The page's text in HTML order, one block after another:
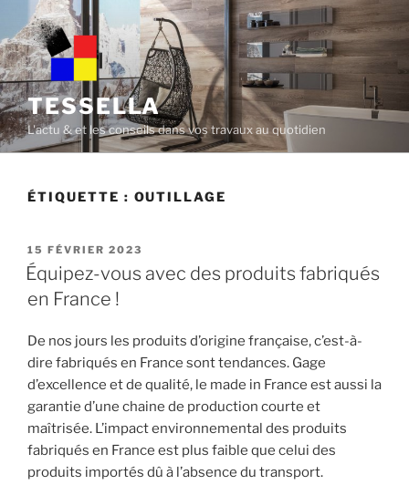
content
TESSELLA
L'actu & et les conseils dans vos travaux au quotidien
ÉTIQUETTE : OUTILLAGE
POSTED
ON
15 FÉVRIER 2023
Équipez-vous avec des produits fabriqués
en France !
De nos jours les produits d’origine française, c’est-à-
dire fabriqués en France sont tendances. Gage
d’excellence et de qualité, le made in France est aussi la
garantie d’une chaine de production courte et
maîtrisée. L’impact environnemental des produits
fabriqués en France est plus faible que celui des
produits importés dû à l’absence du transport.